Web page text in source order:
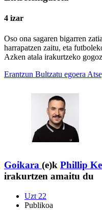
4 izar
Oso ona sagaren bigarren
harrapatzen zaitu, eta
Azken atala irakurtzeko
Erantzun Bultzatu egoera
Goikara (e)k Phillip
irakurtzen amaitu du
Uzt 22
Publikoa